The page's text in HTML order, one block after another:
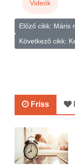
Videók
Előző cikk: Máris
Következő cikk:
Friss